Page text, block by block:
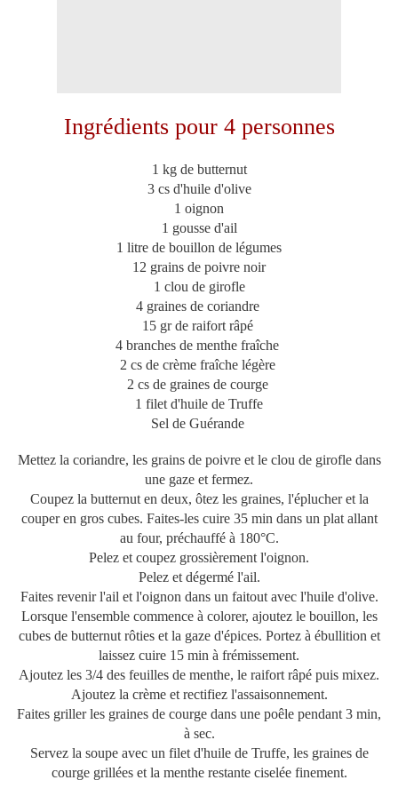
Ingrédients pour 4 personnes
1 kg de butternut
3 cs d'huile d'olive
1 oignon
1 gousse d'ail
1 litre de bouillon de légumes
12 grains de poivre noir
1 clou de girofle
4 graines de coriandre
15 gr de raifort râpé
4 branches de menthe fraîche
2 cs de crème fraîche légère
2 cs de graines de courge
1 filet d'huile de Truffe
Sel de Guérande
Mettez la coriandre, les grains de poivre et le clou de girofle dans
une gaze et fermez.
Coupez la butternut en deux, ôtez les graines, l'éplucher et la
couper en gros cubes. Faites-les cuire 35 min dans un plat allant
au four, préchauffé à 180°C.
Pelez et coupez grossièrement l'oignon.
Pelez et dégermé l'ail.
Faites revenir l'ail et l'oignon dans un faitout avec l'huile d'olive.
Lorsque l'ensemble commence à colorer, ajoutez le bouillon, les
cubes de butternut rôties et la gaze d'épices. Portez à ébullition et
laissez cuire 15 min à frémissement.
Ajoutez les 3/4 des feuilles de menthe, le raifort râpé puis mixez.
Ajoutez la crème et rectifiez l'assaisonnement.
Faites griller les graines de courge dans une poêle pendant 3 min,
à sec.
Servez la soupe avec un filet d'huile de Truffe, les graines de
courge grillées et la menthe restante ciselée finement.